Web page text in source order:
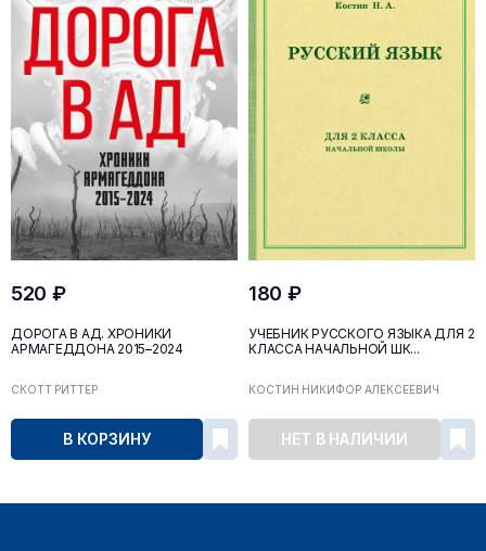
520 ₽
ДОРОГА В АД. ХРОНИКИ
АРМАГЕДДОНА 2015–2024
СКОТТ РИТТЕР
В КОРЗИНУ
180 ₽
УЧЕБНИК РУССКОГО ЯЗЫКА ДЛЯ 2
КЛАССА НАЧАЛЬНОЙ ШК...
КОСТИН НИКИФОР АЛЕКСЕЕВИЧ
НЕТ В НАЛИЧИИ